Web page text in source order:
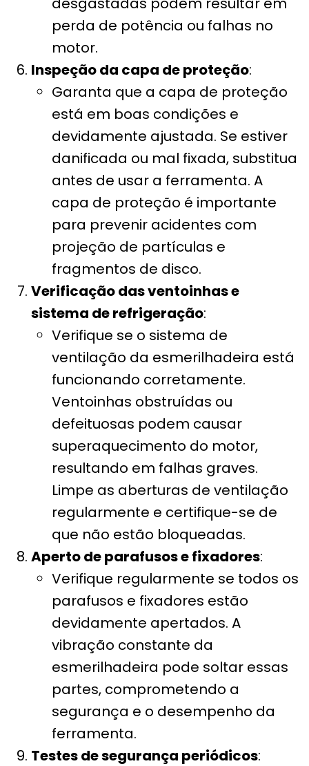
perda de potência ou falhas no
motor.
Inspeção da capa de proteção:
Garanta que a capa de proteção
está em boas condições e
devidamente ajustada. Se estiver
danificada ou mal fixada, substitua
antes de usar a ferramenta. A
capa de proteção é importante
para prevenir acidentes com
projeção de partículas e
fragmentos de disco.
Verificação das ventoinhas e
sistema de refrigeração:
Verifique se o sistema de
ventilação da esmerilhadeira está
funcionando corretamente.
Ventoinhas obstruídas ou
defeituosas podem causar
superaquecimento do motor,
resultando em falhas graves.
Limpe as aberturas de ventilação
regularmente e certifique-se de
que não estão bloqueadas.
Aperto de parafusos e fixadores:
Verifique regularmente se todos os
parafusos e fixadores estão
devidamente apertados. A
vibração constante da
esmerilhadeira pode soltar essas
partes, comprometendo a
segurança e o desempenho da
ferramenta.
Testes de segurança periódicos: